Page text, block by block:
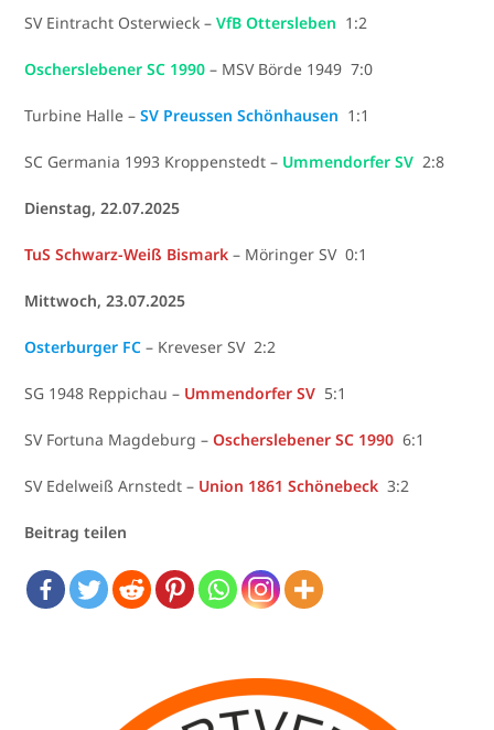
SV Eintracht Osterwieck –VfB Ottersleben 1:2
Oscherslebener SC 1990– MSV Börde 1949 7:0
Turbine Halle –SV Preussen Schönhausen 1:1
SC Germania 1993 Kroppenstedt – Ummendorfer SV 2:8
Dienstag, 22.07.2025
TuS Schwarz-Weiß Bismark – Möringer SV 0:1
Mittwoch, 23.07.2025
Osterburger FC – Kreveser SV 2:2
SG 1948 Reppichau – Ummendorfer SV 5:1
SV Fortuna Magdeburg –Oscherslebener SC 1990 6:1
SV Edelweiß Arnstedt – Union 1861 Schönebeck 3:2
Beitrag teilen